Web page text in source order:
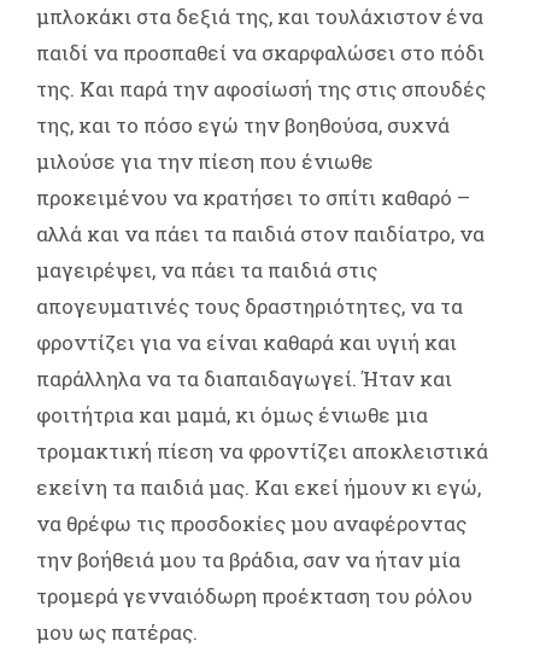
μπλοκάκι στα δεξιά της, και τουλάχιστον ένα
παιδί να προσπαθεί να σκαρφαλώσει στο πόδι
της. Και παρά την αφοσίωσή της στις σπουδές
της, και το πόσο εγώ την βοηθούσα, συχνά
μιλούσε για την πίεση που ένιωθε
προκειμένου να κρατήσει το σπίτι καθαρό –
αλλά και να πάει τα παιδιά στον παιδίατρο, να
μαγειρέψει, να πάει τα παιδιά στις
απογευματινές τους δραστηριότητες, να τα
φροντίζει για να είναι καθαρά και υγιή και
παράλληλα να τα διαπαιδαγωγεί. Ήταν και
φοιτήτρια και μαμά, κι όμως ένιωθε μια
τρομακτική πίεση να φροντίζει αποκλειστικά
εκείνη τα παιδιά μας. Και εκεί ήμουν κι εγώ,
να θρέφω τις προσδοκίες μου αναφέροντας
την βοήθειά μου τα βράδια, σαν να ήταν μία
τρομερά γενναιόδωρη προέκταση του ρόλου
μου ως πατέρας.